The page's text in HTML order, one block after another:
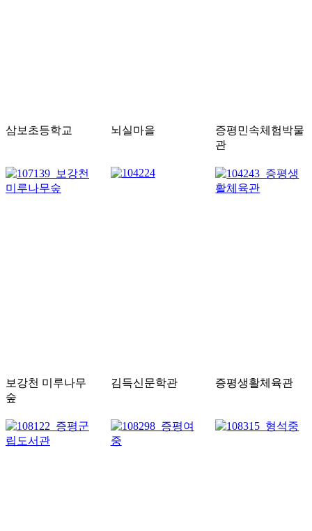
삼보초등학교 뇌실마을
증평민속체험박물
관
보강천 미루나무
숲
김득신문학관 증평생활체육관